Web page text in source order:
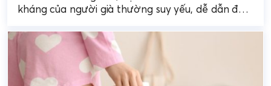
kháng của người già thường suy yếu, dễ dẫn đến